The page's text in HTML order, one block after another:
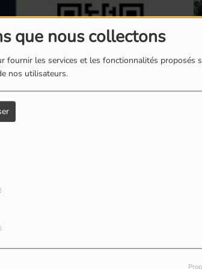
que nous collectons
fournir les services et les fonctionnalités proposés
nos utilisateurs.
émission qui est évoquée
frontières plus hermétiques.
boites à livres